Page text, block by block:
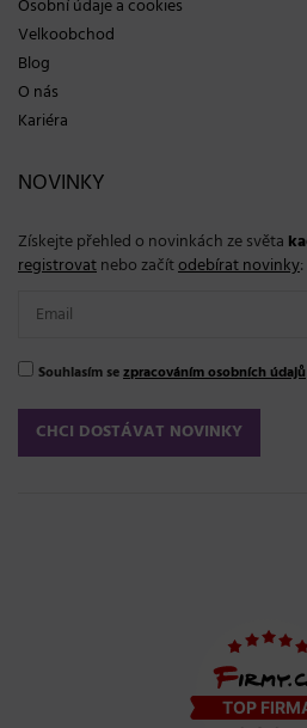
Osobní údaje a cookies
Velkoobchod
Blog
O nás
Kariéra
NOVINKY
Získejte přehled o novinkách ze světa
registrovatnebo začítodebírat novinky:
Souhlasím sezpracováním osobních údajů